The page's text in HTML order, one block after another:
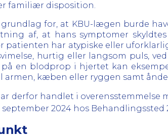
familiær disposition.
grundlag for, at KBU-lægen burde
af, at hans symptomer
patienten har atypiske eller
hurtig eller langsom puls,
på en blodprop i hjertet kan
armen, kæben eller ryggen samt
derfor handlet i
2024 hos Behandlingssted